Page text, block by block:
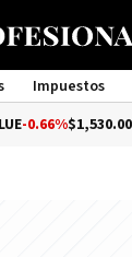
Impuestos